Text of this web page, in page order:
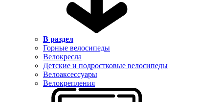
В раздел
Горные велосипеды
Велокресла
Детские и подростковые велосипеды
Велоаксессуары
Велокрепления